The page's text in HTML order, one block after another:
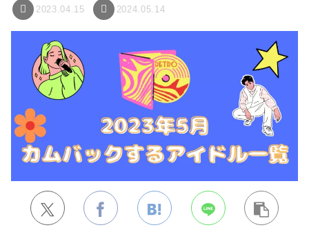
2023.04.15 2024.05.14